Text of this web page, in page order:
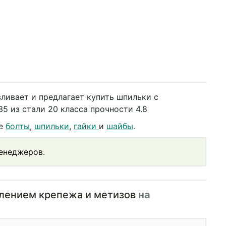
и предлагает купить шпильки с
стали 20 класса прочности 4.8
болты, шпильки, гайки и шайбы.
крепежа и метизов на